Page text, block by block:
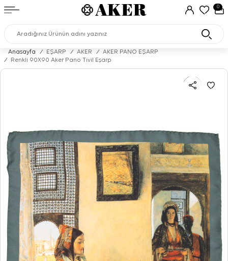
0
Anasayfa / EŞARP / AKER /
AKER PANO EŞARP
/
Renkli 90X90 Aker Pano Tivil Eşarp